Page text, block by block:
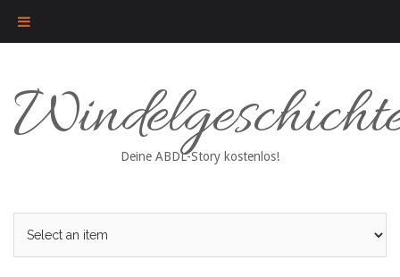
content
Deine ABDL-Story kostenlos!